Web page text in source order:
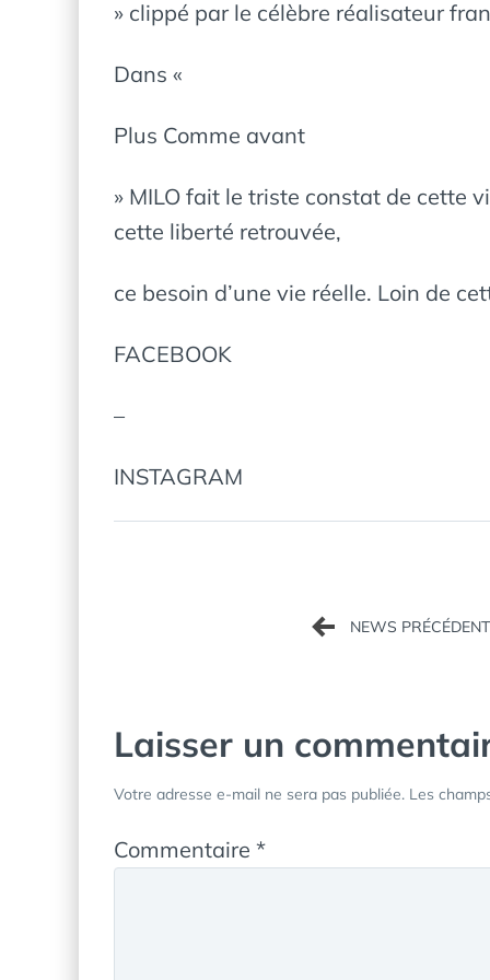
» clippé par le célèbre réalisateur
Dans «
Plus Comme avant
» MILO fait le triste constat de cette
cette liberté retrouvée,
ce besoin d’une vie réelle. Loin de
FACEBOOK
–
INSTAGRAM
de
Laisser un
Votre adresse e-mail ne sera pas publiée. Les
Commentaire *